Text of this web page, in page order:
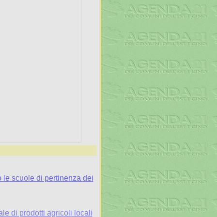
scuole di pertinenza dei
di prodotti agricoli locali